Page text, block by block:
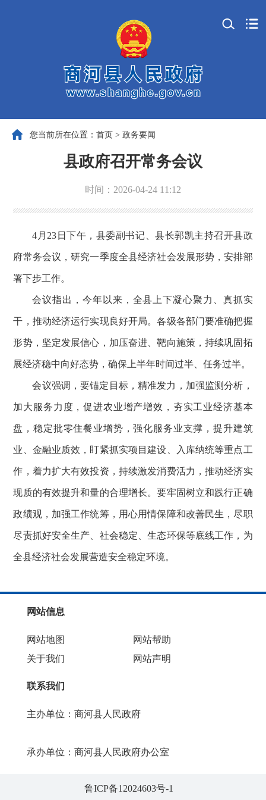
您当前所在位置： 首页 > 政务要闻
县政府召开常务会议
时间：2026-04-24 11:12
4月23日下午，县委副书记、县长郭凯主持召开县政
府常务会议，研究一季度全县经济社会发展形势，安排部
署下步工作。
会议指出，今年以来，全县上下凝心聚力、真抓实
干，推动经济运行实现良好开局。各级各部门要准确把握
形势，坚定发展信心，加压奋进、靶向施策，持续巩固拓
展经济稳中向好态势，确保上半年时间过半、任务过半。
会议强调，要锚定目标，精准发力，加强监测分析，
加大服务力度，促进农业增产增效，夯实工业经济基本
盘，稳定批零住餐业增势，强化服务业支撑，提升建筑
业、金融业质效，盯紧抓实项目建设、入库纳统等重点工
作，着力扩大有效投资，持续激发消费活力，推动经济实
现质的有效提升和量的合理增长。要牢固树立和践行正确
政绩观，加强工作统筹，用心用情保障和改善民生，尽职
尽责抓好安全生产、社会稳定、生态环保等底线工作，为
全县经济社会发展营造安全稳定环境。
网站信息
网站地图
网站帮助
关于我们
网站声明
联系我们
主办单位：商河县人民政府
承办单位：商河县人民政府办公室
鲁ICP备12024603号-1